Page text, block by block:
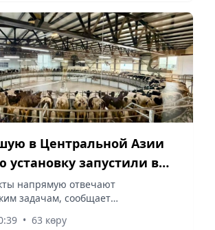
трансформировать сам учебный
перемен? Наше образование
вперед, и пока строители
объекты, педагоги ищут новые
Накануне большого старта
Наурызбайского районного отдела
Салтанат Кусаинова поделилась с
VApress.kz интригующими
из США. Проведя год в
Джорджа Вашингтона по
она посмотрела на наши
Насколько хороша хваленая
приживется ли сложный
на казахстанской почве и как
традиции Алматы с
— в нашем эксклюзивном
в Центральной Азии
установку запустили в
напрямую отвечают
задачам, сообщает
• 63 көру